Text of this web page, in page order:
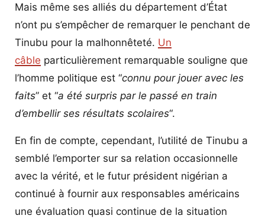
Mais même ses alliés du département d’État
n’ont pu s’empêcher de remarquer le penchant de
Tinubu pour la malhonnêteté. Un
câble particulièrement remarquable souligne que
l’homme politique est “connu pour jouer avec les
faits” et “a été surpris par le passé en train
d’embellir ses résultats scolaires“.
En fin de compte, cependant, l’utilité de Tinubu a
semblé l’emporter sur sa relation occasionnelle
avec la vérité, et le futur président nigérian a
continué à fournir aux responsables américains
une évaluation quasi continue de la situation